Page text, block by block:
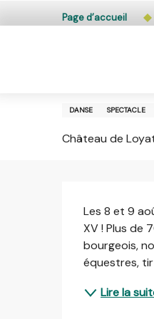
au
L’accès du public
Page d’accueil
DANSE SPECTACLE
Château de
Les 8 et 9
XV ! Plus de
bourgeois,
équestres, tir
Lire la